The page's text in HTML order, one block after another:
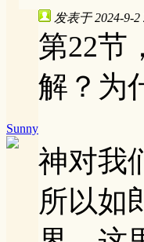
Sunny
发表于 2024-9-2
第22节
解？为
神对我
所以如